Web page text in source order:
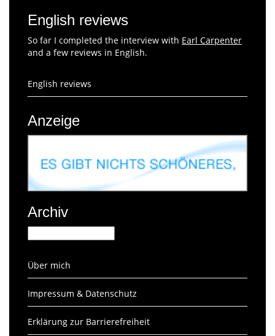
English reviews
So far I completed the interview with Earl Carpenter
and a few reviews in English.
English reviews
Anzeige
Archiv
Über mich
Impressum & Datenschutz
Erklärung zur Barrierefreiheit